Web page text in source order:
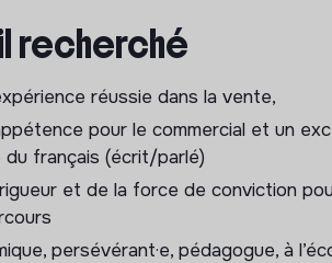
dans la souscription à
habitation, ou de box
vers des solutions
l’app Hello Watt pour suivre sa
à chaleur ou de panneaux solaires.
les dossiers des clients pour
travailler dans une ambiance
des solutions moins chères et
recherché
réussie dans la vente,
pour le commercial et un
français (écrit/parlé)
et de la force de conviction
persévérant·e, pédagogue, à